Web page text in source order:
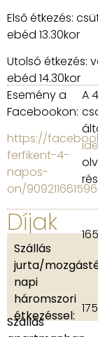
Első étkezés:
ebéd 13.30kor
Utolsó étkezés:
ebéd 14.30kor
Esemény a
Facebookon:
https://
ferfikent-4-
napos-
on/
A
Díjak
Szállás
jurta/
napi
háromszori
étkezéssel:
Szállás